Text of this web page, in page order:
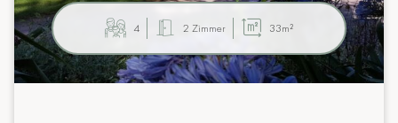
4 2 Zimmer 33m²